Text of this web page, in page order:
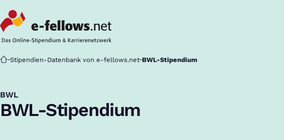
Startseite
Stipendien-Datenbank von e-fellows.net BWL-Stipendium
BWL
:
BWL-Stipendium